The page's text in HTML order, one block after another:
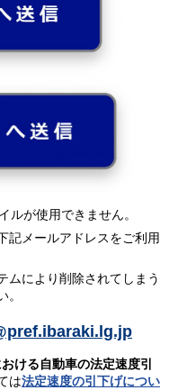
ルが使用できません。
記メールアドレスをご利用
ムにより削除されてしまう
ける自動車の法定速度引
は法定速度の引下げについ